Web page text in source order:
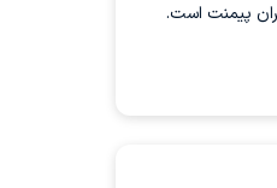
پیمنت است.